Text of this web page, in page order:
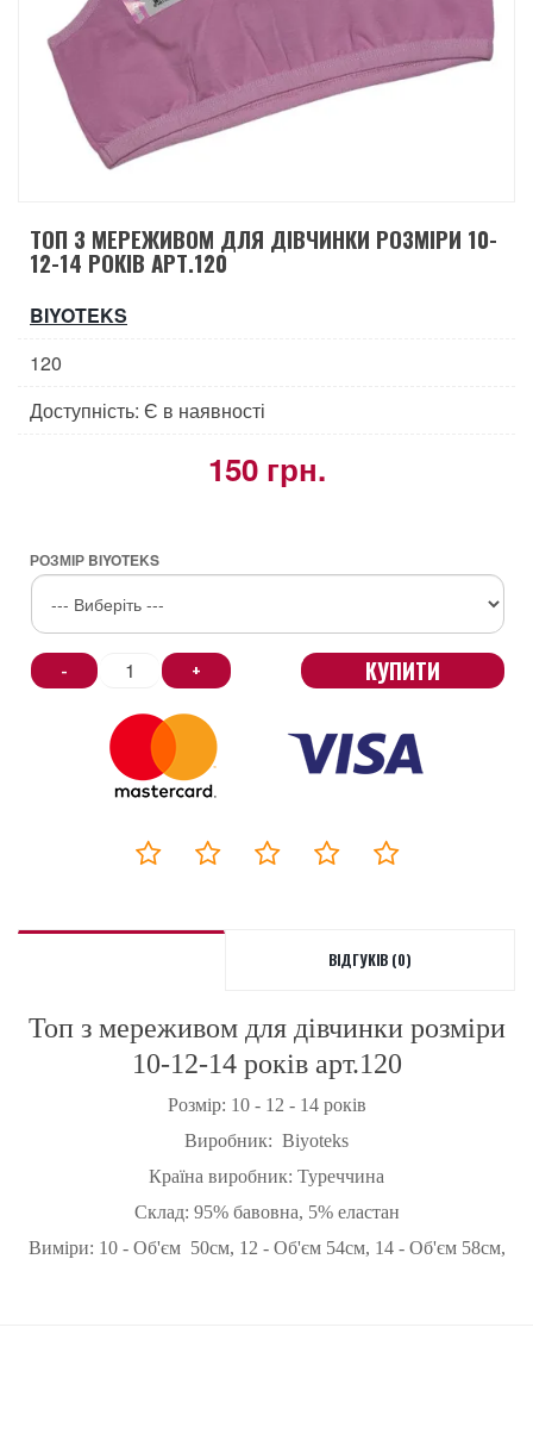
ТОП З МЕРЕЖИВОМ ДЛЯ ДІВЧИНКИ РОЗМІРИ 10-
12-14 РОКІВ АРТ.120
BIYOTEKS
120
Доступність: Є в наявності
150 грн.
РОЗМІР BIYOTEKS
- + КУПИТИ
ВІДГУКІВ (0)
Топ з мереживом для дівчинки розміри
10-12-14 років арт.120
Розмір: 10 - 12 - 14 років
Виробник: Biyoteks
Країна виробник: Туреччина
Склад: 95% бавовна, 5% еластан
Виміри: 10 - Об'єм 50см, 12 - Об'єм 54см, 14 - Об'єм 58см,